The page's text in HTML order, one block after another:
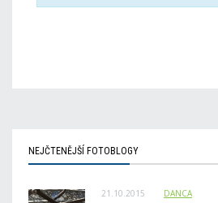
NEJČTENĚJŠÍ FOTOBLOGY
21.10.2015 DANCA